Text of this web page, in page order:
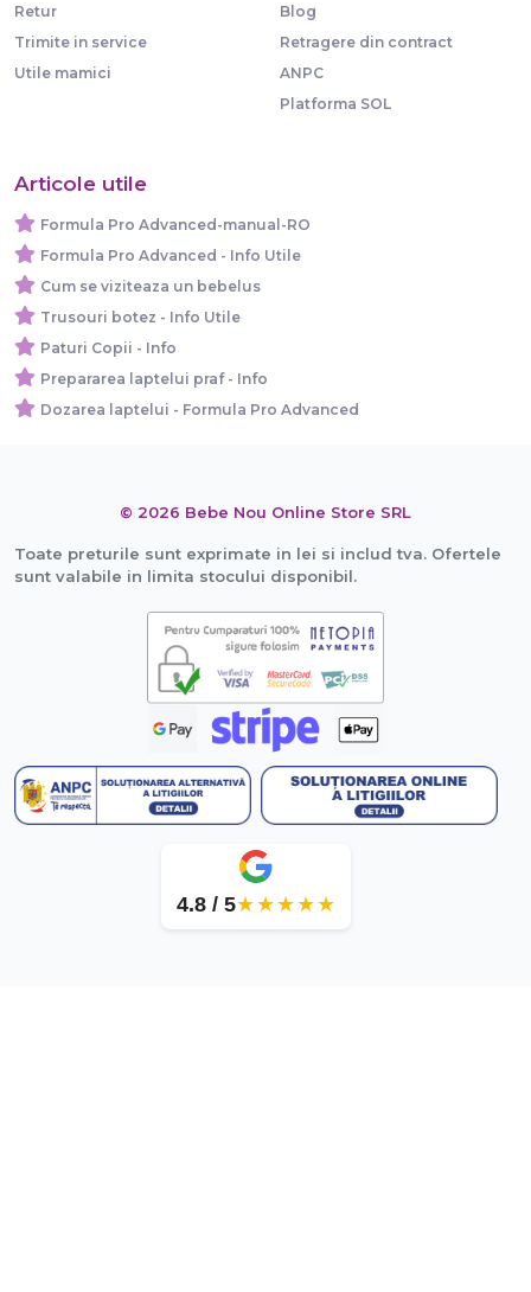
Retur
Trimite in service
Utile mamici
Blog
Retragere din contract
ANPC
Platforma SOL
Articole utile
Formula Pro Advanced-manual-RO
Formula Pro Advanced - Info Utile
Cum se viziteaza un bebelus
Trusouri botez - Info Utile
Paturi Copii - Info
Prepararea laptelui praf - Info
Dozarea laptelui - Formula Pro Advanced
© 2026 Bebe Nou Online Store SRL
Toate preturile sunt exprimate in lei si includ tva. Ofertele
sunt valabile in limita stocului disponibil.
4.8 / 5★★★★★